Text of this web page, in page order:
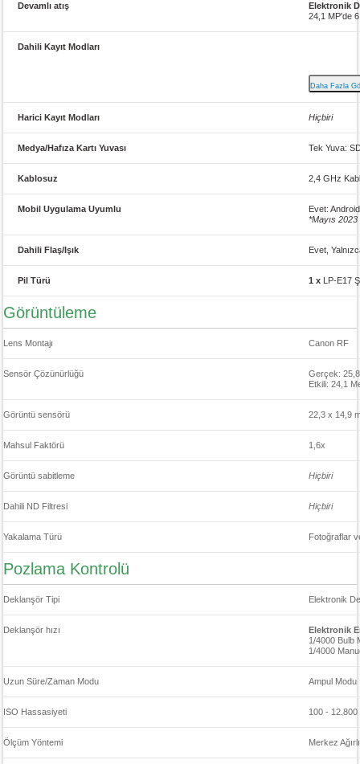
Devamlı atış
Elektronik
24,1 MP'de
Dahili Kayıt Modları
1920 x
1920 x
Daha Fazla
Harici Kayıt Modları Hiçbiri
Medya/Hafıza Kartı Yuvası Tek Yuva:
Kablosuz 2,4 GHz
Mobil Uygulama Uyumlu
Evet:
*Mayıs
Dahili Flaş/Işık Evet,
Pil Türü 1 x LP-E17
Görüntüleme
Lens Montajı Canon RF
Sensör Çözünürlüğü
Gerçek:
Etkili: 24,1
Görüntü sensörü 22,3 x 14,9
Mahsul Faktörü 1,6x
Görüntü sabitleme Hiçbiri
Dahili ND Filtresi Hiçbiri
Yakalama Türü Fotoğraflar
Pozlama Kontrolü
Deklanşör Tipi Elektronik
Deklanşör hızı
Elektronik
1/4000 Bulb
1/4000
Uzun Süre/Zaman Modu Ampul Modu
ISO Hassasiyeti 100 - 12.800
Ölçüm Yöntemi Merkez